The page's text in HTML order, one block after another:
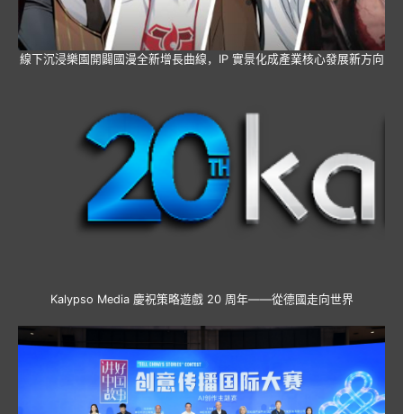
線下沉浸樂園開闢國漫全新增長曲線，IP 實景化成產業核心發展新方向
Kalypso Media 慶祝策略遊戲 20 周年——從德國走向世界